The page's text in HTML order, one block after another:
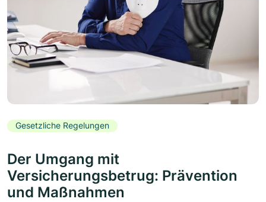
Gesetzliche Regelungen
Der Umgang mit
Versicherungsbetrug: Prävention
und Maßnahmen